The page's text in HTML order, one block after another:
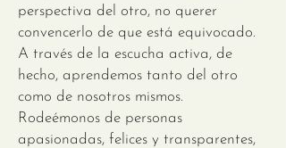
perspectiva del otro, no querer
convencerlo de que está equivocado.
A través de la escucha activa, de
hecho, aprendemos tanto del otro
como de nosotros mismos.
Rodeémonos de personas
apasionadas, felices y transparentes,